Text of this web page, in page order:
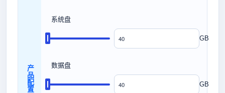
产品配置
系统盘
GB
数据盘
GB